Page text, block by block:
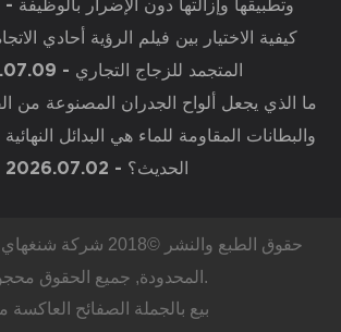
وتطبيقها وإزالتها دون الإضرار بالوظيفة - 2026.07.16
كيفية الاختيار بين فيلم الرؤية أحادي
المتجمد للزجاج التجاري - 2026.07.09
ما الذي يجعل ألواح الجدران المصنوعة من
والبطانات المقاومة للماء هي البدائل
الحديث؟ - 2026.07.02
حقوق الطبع والنشر ©2018
شركة شنغهاي
المحدودة , جميع الحقوق محجوز.
بيع بالجملة الصفائح العاكسة